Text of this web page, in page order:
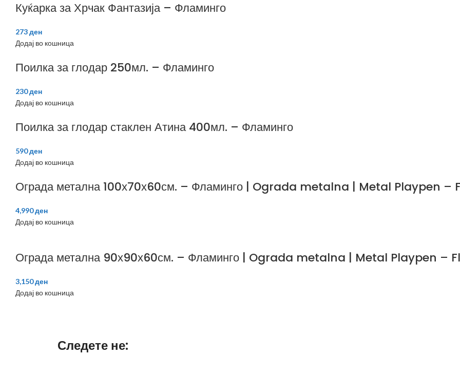
Куќарка за Хрчак Фантазија – Фламинго
273ден
Додај во кошница
Поилка за глодар 250мл. – Фламинго
230ден
Додај во кошница
Поилка за глодар стаклен Атина 400мл. – Фламинго
590ден
Додај во кошница
Ограда метална 100х70х60см. – Фламинго | Ograda metalna | Metal Playpen –
4,990ден
Додај во кошница
Ограда метална 90х90х60см. – Фламинго | Ograda metalna | Metal Playpen –
3,150ден
Додај во кошница
Следете не: